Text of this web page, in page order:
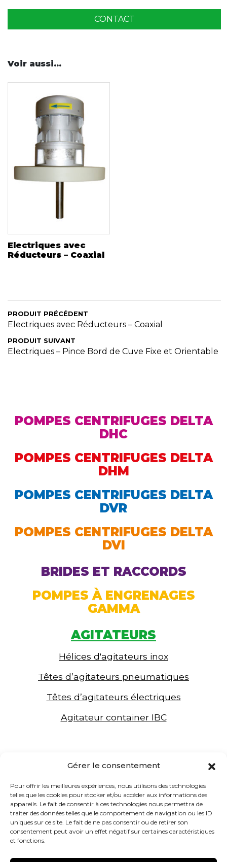
Gérer le consentement
Pour offrir les meilleures expériences, nous utilisons des technologies
telles que les cookies pour stocker et/ou accéder aux informations des
appareils. Le fait de consentir à ces technologies nous permettra de
traiter des données telles que le comportement de navigation ou les ID
uniques sur ce site. Le fait de ne pas consentir ou de retirer son
consentement peut avoir un effet négatif sur certaines caractéristiques
et fonctions.
POMPES CENTRIFUGES DELTA
DHC
POMPES CENTRIFUGES DELTA
DHM
POMPES CENTRIFUGES DELTA
DVR
POMPES CENTRIFUGES DELTA
DVI
BRIDES ET RACCORDS
POMPES À ENGRENAGES
GAMMA
AGITATEURS
Hélices d'agitateurs inox
Têtes d’agitateurs pneumatiques
Têtes d’agitateurs électriques
Agitateur container IBC
CONTACT
Voir aussi...
Electriques avec
Réducteurs – Coaxial
PRODUIT PRÉCÉDENT
Electriques avec Réducteurs – Coaxial
PRODUIT SUIVANT
Electriques – Pince Bord de Cuve Fixe et Orientable